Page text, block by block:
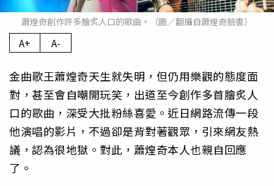
蕭煌奇創作許多膾炙人口的歌曲。（圖／翻攝自蕭煌奇臉書）
A+ A-
金曲歌王蕭煌奇天生就失明，但仍用樂觀的態度面
對，甚至會自嘲開玩笑，出道至今創作多首膾炙人
口的歌曲，深受大批粉絲喜愛。近日網路流傳一段
他演唱的影片，不過卻是背對著觀眾，引來網友熱
議，認為很地獄。對此，蕭煌奇本人也親自回應
了。